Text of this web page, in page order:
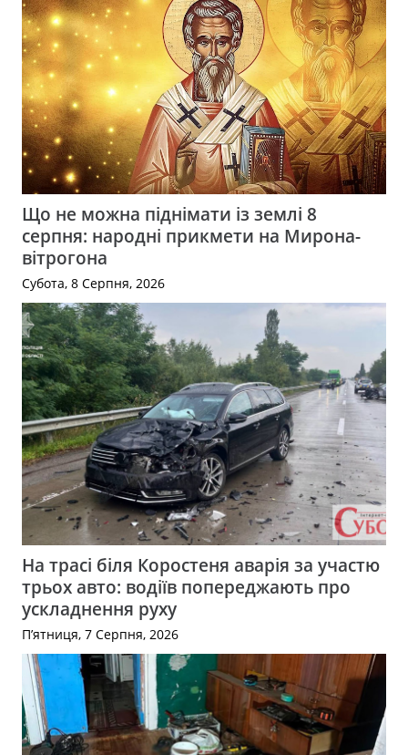
Що не можна піднімати із землі 8
серпня: народні прикмети на Мирона-
вітрогона
Субота, 8 Серпня, 2026
На трасі біля Коростеня аварія за участю
трьох авто: водіїв попереджають про
ускладнення руху
П’ятниця, 7 Серпня, 2026